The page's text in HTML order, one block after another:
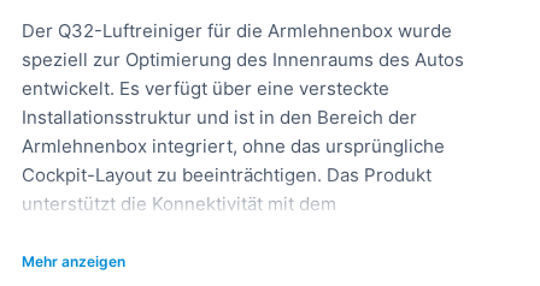
Der Q32-Luftreiniger für die Armlehnenbox wurde
speziell zur Optimierung des Innenraums des Autos
entwickelt. Es verfügt über eine versteckte
Installationsstruktur und ist in den Bereich der
Armlehnenbox integriert, ohne das ursprüngliche
Cockpit-Layout zu beeinträchtigen. Das Produkt
unterstützt die Konnektivität mit dem
automatisch erkennen und den Reinigungsprozess
Mehr anzeigen